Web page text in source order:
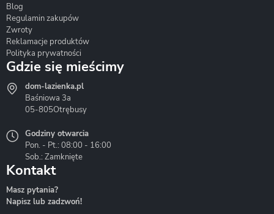
Hydrostop
Liveno
Blog
Regulamin zakupów
Zwroty
Reklamacje produktów
Polityka prywatności
Gdzie się mieścimy
dom-lazienka.pl
Baśniowa 3a
05-805Otrębusy
Godziny otwarcia
Pon. - Pt.: 08:00 - 16:00
Sob.: Zamknięte
Kontakt
Masz pytania?
Napisz lub zadzwoń!